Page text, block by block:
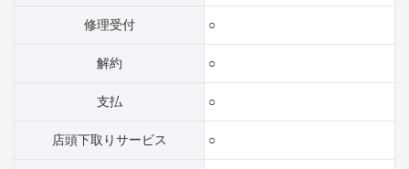
修理受付 ○
解約 ○
支払 ○
店頭下取りサービス ○